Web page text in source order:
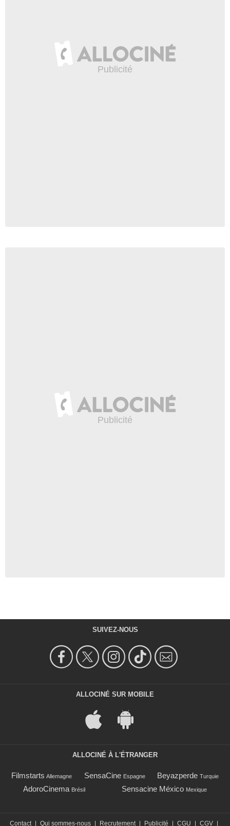
SUIVEZ-NOUS
ALLOCINÉ SUR MOBILE
ALLOCINÉ À L'ÉTRANGER
Filmstarts Allemagne SensaCine Espagne Beyazperde Turquie
AdoroCinema Brésil Sensacine México Mexique
Contact Qui sommes-nous Recrutement Publicité CGU CGV